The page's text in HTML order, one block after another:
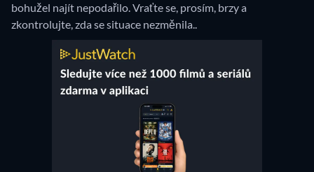
bohužel najít nepodařilo. Vraťte se, prosím, brzy a
zkontrolujte, zda se situace nezměnila..